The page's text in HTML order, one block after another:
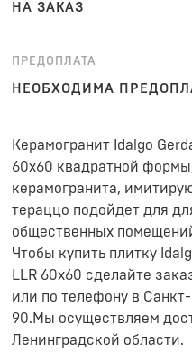
НА ЗАКАЗ
ПРЕДОПЛАТА
НЕОБХОДИМА
Керамогранит Idalgo
60x60 квадратной
керамогранита,
тераццо подойдет для
общественных
Чтобы купить плитку
LLR 60x60 сделайте
или по телефону в
90.Мы осуществляем
Ленинградской области.